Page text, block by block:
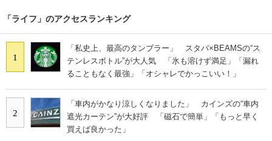
「ライフ」のアクセスランキング
1
「私史上、最高のタンブラー」 スタバ×BEAMSの“ス
テンレスボトル”が大人気 「氷も溶けず満足」「漏れ
ることもなく最強」「オシャレでかっこいい！」
2
「車内がかなり涼しくなりました」 カインズの“車内
遮光カーテン”が大好評 「磁石で簡単」「もっと早く
買えば良かった」